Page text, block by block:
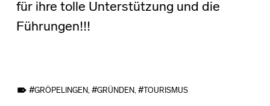
für ihre tolle Unterstützung und die
Führungen!!!
GRÖPELINGEN, GRÜNDEN, TOURISMUS